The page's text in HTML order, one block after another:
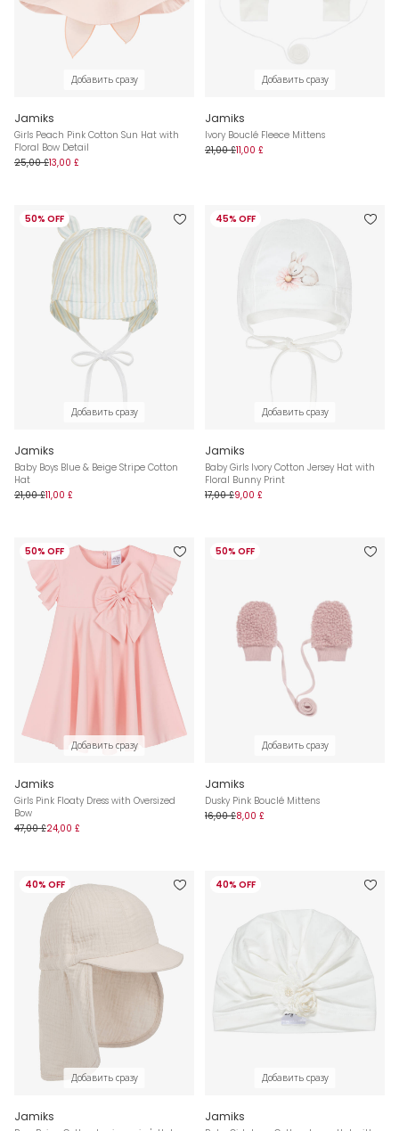
Добавить сразу
Jamiks
Girls Peach Pink Cotton Sun Hat with
Floral Bow Detail
25,00 £13,00 £
Добавить сразу
Jamiks
Ivory Bouclé Fleece Mittens
21,00 £11,00 £
50% OFF
Добавить сразу
Jamiks
Baby Boys Blue & Beige Stripe Cotton
Hat
21,00 £11,00 £
45% OFF
Добавить сразу
Jamiks
Baby Girls Ivory Cotton Jersey Hat with
Floral Bunny Print
17,00 £9,00 £
50% OFF
Добавить сразу
Jamiks
Girls Pink Floaty Dress with Oversized
Bow
47,00 £24,00 £
50% OFF
Добавить сразу
Jamiks
Dusky Pink Bouclé Mittens
16,00 £8,00 £
40% OFF
Добавить сразу
Jamiks
40% OFF
Добавить сразу
Jamiks